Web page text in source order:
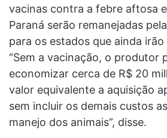
vacinas contra a febre aftosa
Paraná serão remanejadas
para os estados que ainda
“Sem a vacinação, o produtor
economizar cerca de R$ 20
valor equivalente a aquisição
sem incluir os demais custos
manejo dos animais”, disse.